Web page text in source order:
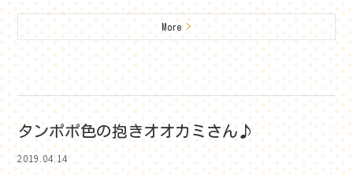
More>
タンポポ色の抱きオオカミさん♪
2019.04.14